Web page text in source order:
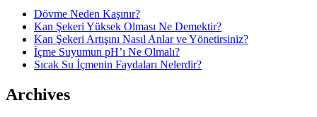
Dövme Neden Kaşınır?
Kan Şekeri Yüksek Olması Ne Demektir?
Kan Şekeri Artışını Nasıl Anlar ve Yönetirsiniz?
İçme Suyumun pH’ı Ne Olmalı?
Sıcak Su İçmenin Faydaları Nelerdir?
Archives